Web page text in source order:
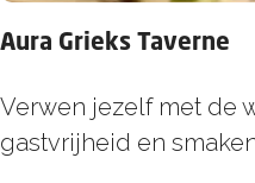
r
a
s
Aura Grieks Taverne
A
u
Verwen jezelf met de
gastvrijheid en